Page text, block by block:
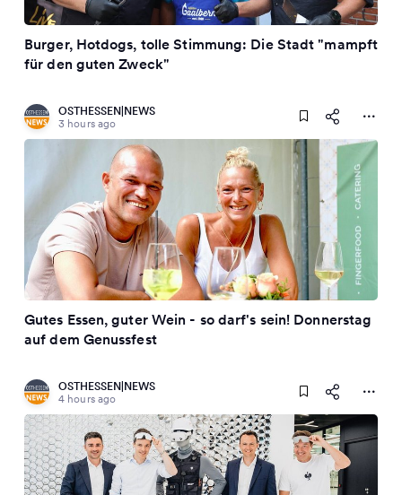
Burger, Hotdogs, tolle Stimmung: Die Stadt "mampft
für den guten Zweck"
OSTHESSEN|NEWS
3 hours ago
Gutes Essen, guter Wein - so darf's sein! Donnerstag
auf dem Genussfest
OSTHESSEN|NEWS
4 hours ago